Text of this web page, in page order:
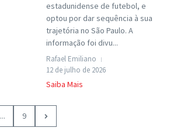
estadunidense de futebol, e
optou por dar sequência à sua
trajetória no São Paulo. A
informação foi divu...
Rafael Emiliano
12 de julho de 2026
Saiba Mais
... 9